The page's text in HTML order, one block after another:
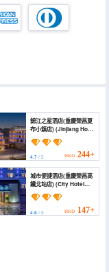
錦江之星酒店(重慶榮昌夏
布小鎮店) (Jinjiang Hotel
(Chongqing Rongchang
Xiabu Town))
4.7/ 5 HKD 244+
城市便捷酒店(重慶榮昌高
鐵北站店) (City Hotel
(Chongqing Rongchang
High-speed Rail North
Station Store))
4.6/ 5 HKD 147+